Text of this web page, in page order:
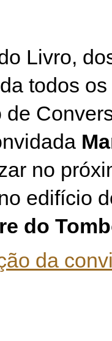
Livro,
todos
de
no
edifício
do
da